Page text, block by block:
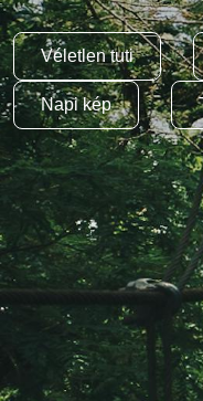
Véletlen tuti
Napi kép